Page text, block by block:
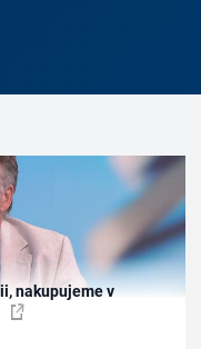
nakupujeme v